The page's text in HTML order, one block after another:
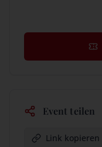
Event teilen
Link kopieren